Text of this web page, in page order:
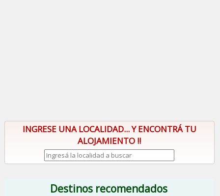
INGRESE UNA LOCALIDAD... Y ENCONTRÁ TU
ALOJAMIENTO !!
Destinos recomendados